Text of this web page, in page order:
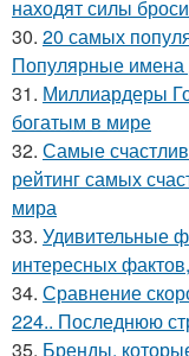
находят силы
30. 20 самых
Популярные имена
31. Миллиардеры
богатым в мире
32. Самые
рейтинг самых
мира
33. Удивительные
интересных
34. Сравнение
224.. Последнюю
35. Бренды,